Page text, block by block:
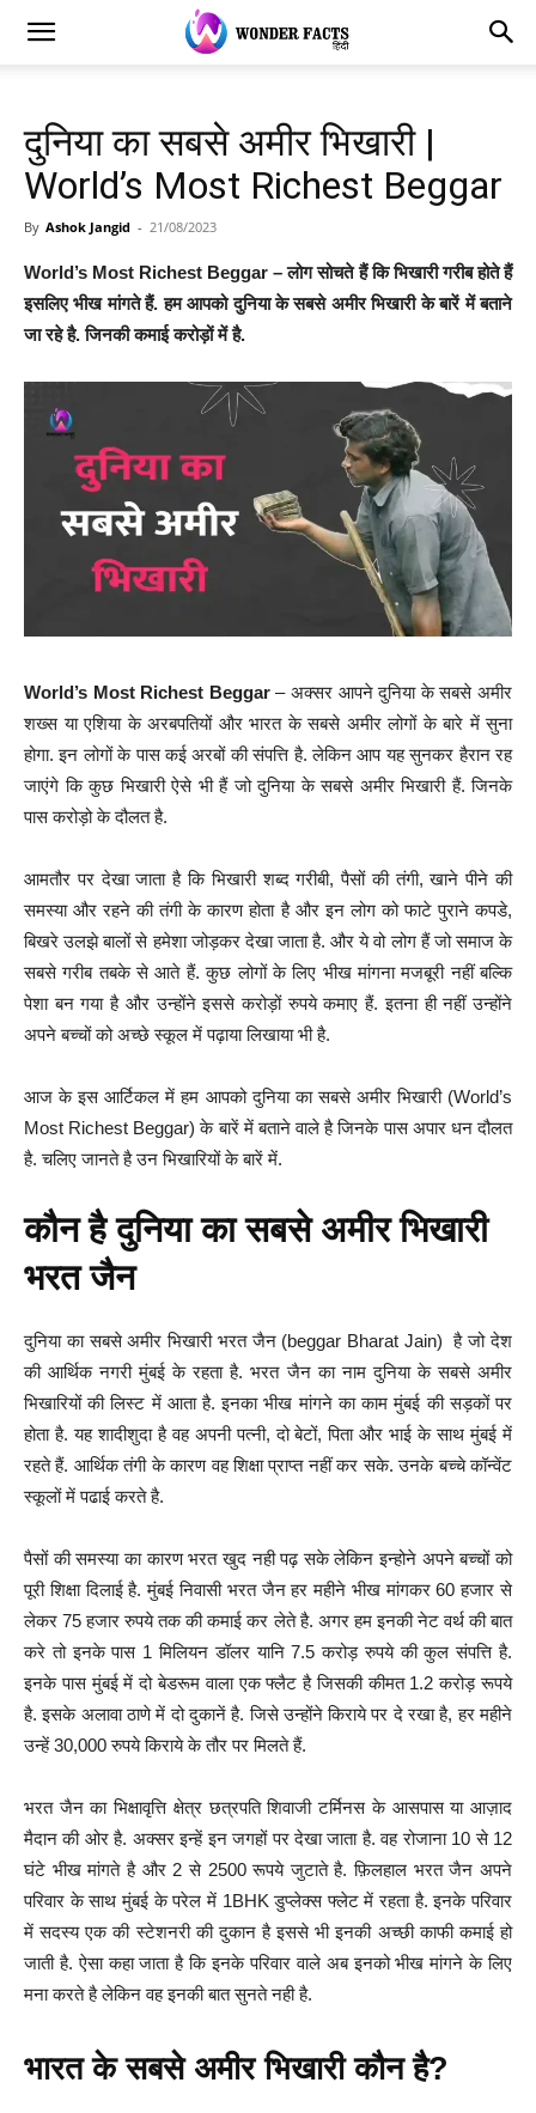
दुनिया का सबसे अमीर भिखारी |
World’s Most Richest Beggar
By Ashok Jangid - 21/08/2023
World’s Most Richest Beggar – लोग सोचते हैं कि भिखारी गरीब होते हैं
इसलिए भीख मांगते हैं. हम आपको दुनिया के सबसे अमीर भिखारी के बारें में बताने
जा रहे है. जिनकी कमाई करोड़ों में है.
World’s Most Richest Beggar– अक्सर आपने दुनिया के सबसे अमीर
शख्स या एशिया के अरबपतियों और भारत के सबसे अमीर लोगों के बारे में सुना
होगा. इन लोगों के पास कई अरबों की संपत्ति है. लेकिन आप यह सुनकर हैरान रह
जाएंगे कि कुछ भिखारी ऐसे भी हैं जो दुनिया के सबसे अमीर भिखारी हैं. जिनके
पास करोड़ो के दौलत है.
आमतौर पर देखा जाता है कि भिखारी श‍ब्‍द गरीबी, पैसों की तंगी, खाने पीने की
समस्या और रहने की तंगी के कारण होता है और इन लोग को फाटे पुराने कपडे,
बिखरे उलझे बालों से हमेशा जोड़कर देखा जाता है. और ये वो लोग हैं जो समाज के
सबसे गरीब तबके से आते हैं. कुछ लोगों के लिए भीख मांगना मजबूरी नहीं बल्कि
पेशा बन गया है और उन्होंने इससे करोड़ों रुपये कमाए हैं. इतना ही नहीं उन्होंने
अपने बच्चों को अच्छे स्कूल में पढ़ाया लिखाया भी है.
आज के इस आर्टिकल में हम आपको दुनिया का सबसे अमीर भिखारी (World’s
Most Richest Beggar) के बारें में बताने वाले है जिनके पास अपार धन दौलत
है. चलिए जानते है उन भिखारियों के बारें में.
कौन है दुनिया का सबसे अमीर भिखारी
भरत जैन
दुनिया का सबसे अमीर भिखारी भरत जैन (beggar Bharat Jain) है जो देश
की आर्थिक नगरी मुंबई के रहता है. भरत जैन का नाम दुनिया के सबसे अमीर
भिखारियों की लिस्ट में आता है. इनका भीख मांगने का काम मुंबई की सड़कों पर
होता है. यह शादीशुदा है वह अपनी पत्नी, दो बेटों, पिता और भाई के साथ मुंबई में
रहते हैं. आर्थिक तंगी के कारण वह शिक्षा प्राप्त नहीं कर सके. उनके बच्चे कॉन्वेंट
स्कूलों में पढाई करते है.
पैसों की समस्या का कारण भरत खुद नही पढ़ सके लेकिन इन्होने अपने बच्‍चों को
पूरी शिक्षा दिलाई है. मुंबई निवासी भरत जैन हर महीने भीख मांगकर 60 हजार से
लेकर 75 हजार रुपये तक की कमाई कर लेते है. अगर हम इनकी नेट वर्थ की बात
करे तो इनके पास 1 मिलियन डॉलर यानि 7.5 करोड़ रुपये की कुल संपत्ति है.
इनके पास मुंबई में दो बेडरूम वाला एक फ्लैट है जिसकी कीमत 1.2 करोड़ रूपये
है. इसके अलावा ठाणे में दो दुकानें है. जिसे उन्होंने किराये पर दे रखा है, हर महीने
उन्हें 30,000 रुपये किराये के तौर पर मिलते हैं.
भरत जैन का भिक्षावृत्ति क्षेत्र छत्रपति शिवाजी टर्मिनस के आसपास या आज़ाद
मैदान की ओर है. अक्सर इन्हें इन जगहों पर देखा जाता है. वह रोजाना 10 से 12
घंटे भीख मांगते है और 2 से 2500 रूपये जुटाते है. फ़िलहाल भरत जैन अपने
परिवार के साथ मुंबई के परेल में 1BHK डुप्लेक्स फ्लेट में रहता है. इनके परिवार
में सदस्य एक की स्टेशनरी की दुकान है इससे भी इनकी अच्छी काफी कमाई हो
जाती है. ऐसा कहा जाता है कि इनके परिवार वाले अब इनको भीख मांगने के लिए
मना करते है लेकिन वह इनकी बात सुनते नही है.
भारत के सबसे अमीर भिखारी कौन है?